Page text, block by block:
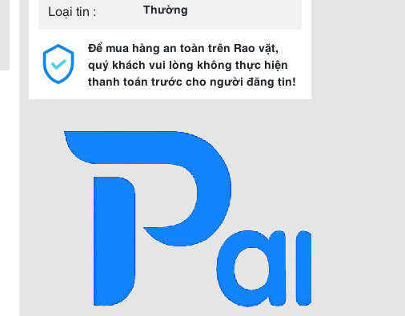
Loại tin :
Thường
Để mua hàng an toàn trên Rao vặt,
quý khách vui lòng không thực hiện
thanh toán trước cho người đăng tin!